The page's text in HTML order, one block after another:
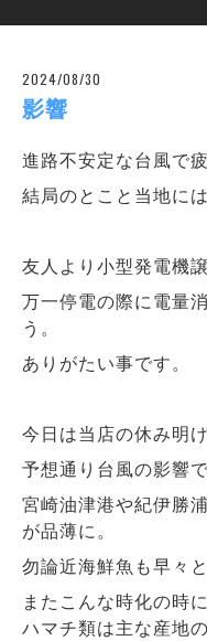
2024/08/30
影響
進路不安定な台風で疲
結局のとこと当地に
友人より小型発電機
万一停電の際に電量
う。
ありがたい事です。
今日は当店の休み明け
予想通り台風の影響
宮崎油津港や紀伊勝
が品薄に。
勿論近海鮮魚も早々
またこんな時化の時
ハマチ類は主な産地